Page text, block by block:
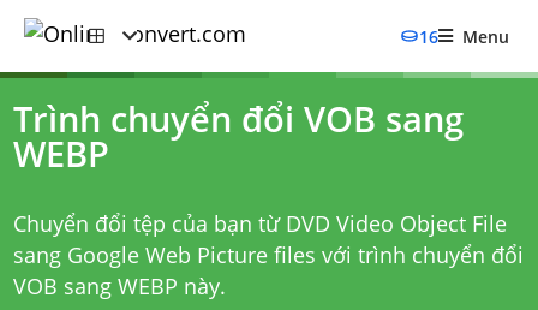
16 Menu
Trình chuyển đổi VOB sang
WEBP
Chuyển đổi tệp của bạn từ DVD Video Object File
sang Google Web Picture files với trình chuyển đổi
VOB sang WEBP này.